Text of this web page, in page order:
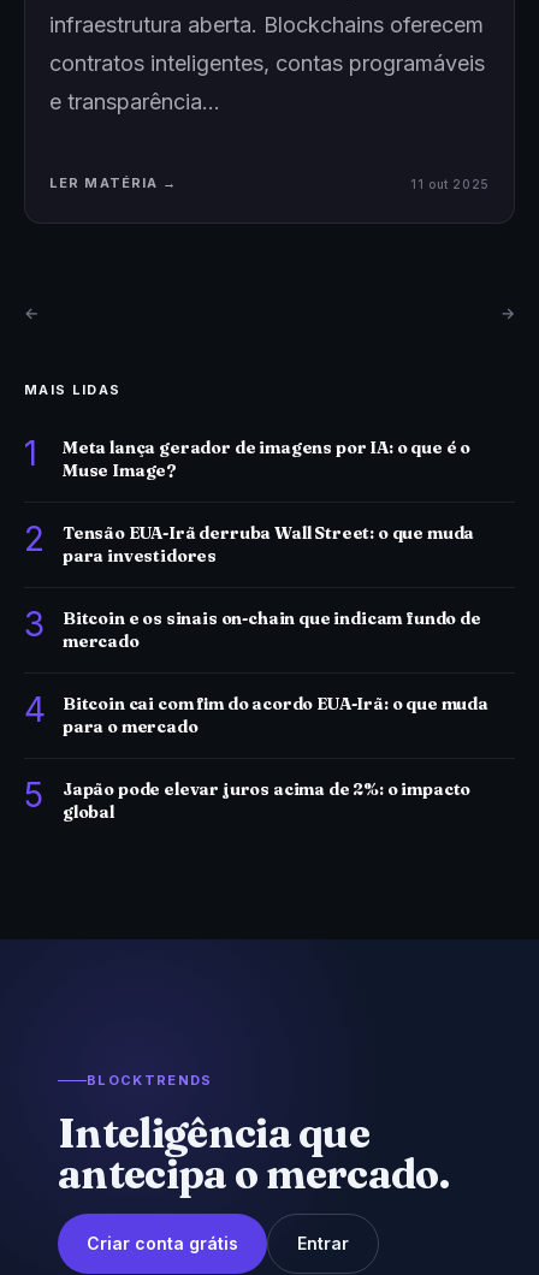
infraestrutura aberta. Blockchains oferecem
contratos inteligentes, contas programáveis
e transparência…
LER MATÉRIA → 11 out 2025
← →
MAIS LIDAS
1
Meta lança gerador de imagens por IA: o que é o
Muse Image?
2
Tensão EUA-Irã derruba Wall Street: o que muda
para investidores
3
Bitcoin e os sinais on-chain que indicam fundo de
mercado
4
Bitcoin cai com fim do acordo EUA-Irã: o que muda
para o mercado
5
Japão pode elevar juros acima de 2%: o impacto
global
BLOCKTRENDS
Inteligência que
antecipa o mercado.
Criar conta grátis Entrar